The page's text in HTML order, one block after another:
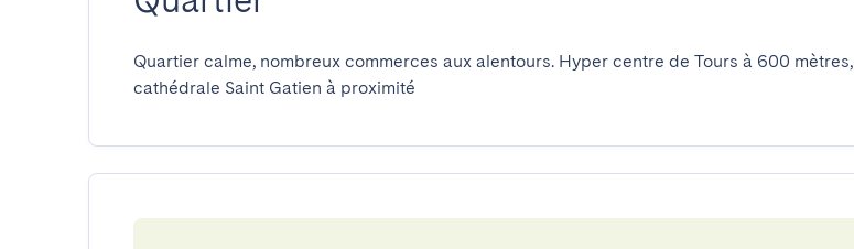
Quartier calme, nombreux commerces aux alentours. Hyper centre de Tours à 600 mètres,
cathédrale Saint Gatien à proximité